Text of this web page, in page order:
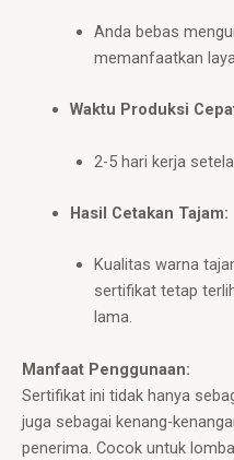
Anda bebas
memanfaatkan
Waktu Produksi
2-5 hari kerja
Hasil Cetakan Tajam:
Kualitas warna
sertifikat tetap
lama.
Manfaat Penggunaan:
Sertifikat ini tidak hanya
juga sebagai kenang-
penerima. Cocok untuk